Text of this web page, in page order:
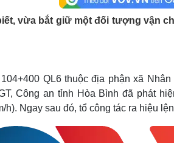
phòng
Thể thao
eSports
Hậu trường
Văn hóa
vừa bắt giữ một đối tượng vận
QL6 thuộc địa phận xã
Công an tỉnh Hòa Bình đã phát
h). Ngay sau đó, tổ công tác ra hiệu